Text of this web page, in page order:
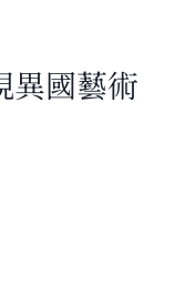
異國藝術